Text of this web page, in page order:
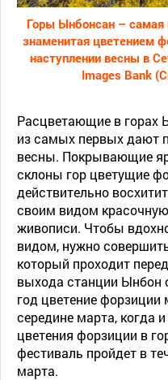
Горы Ынбонсан – самая
знаменитая цветением
наступлении весны в
Images Bank
Расцветающие в горах
из самых первых дают
весны. Покрывающие
склоны гор цветущие
действительно
своим видом
живописи. Чтобы
видом, нужно
который проходит
выхода станции Ынбон
год цветение
середине марта, когда
цветения форзиции в
фестиваль пройдет в
марта.